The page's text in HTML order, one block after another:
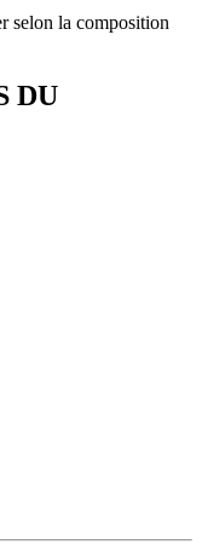
selon la composition
DU